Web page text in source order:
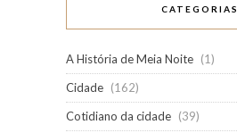
CATEGORIAS
A História de Meia Noite (1)
Cidade (162)
Cotidiano da cidade (39)